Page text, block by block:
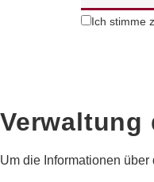
Ich stimme
Um die Informationen